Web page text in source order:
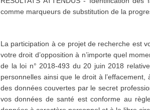
comme marqueurs de substitution de la
La participation à ce projet de recherche est
votre droit d’opposition à n’importe quel
de la loi n° 2018-493 du 20 juin 2018
personnelles ainsi que le droit à
des données couvertes par le secret
vos données de santé est conforme au